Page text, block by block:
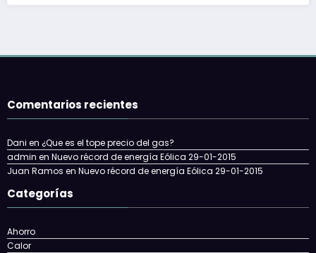
Comentarios recientes
Dani en ¿Que es el tope precio del gas?
admin en Nuevo récord de energía Eólica 29-01-2015
Juan Ramos en Nuevo récord de energía Eólica 29-01-2015
Categorías
Ahorro
Calor